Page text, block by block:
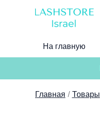
На главную
Главная Товары